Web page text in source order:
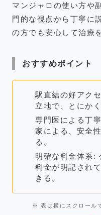
マンジャロの使い方や
門的な視点から丁寧に
の方でも安心して治療
おすすめポイント
駅直結の好アク
立地で、とにか
専門医による丁
家による、安全
る。
明確な料金体系:
料金が明記され
きる。